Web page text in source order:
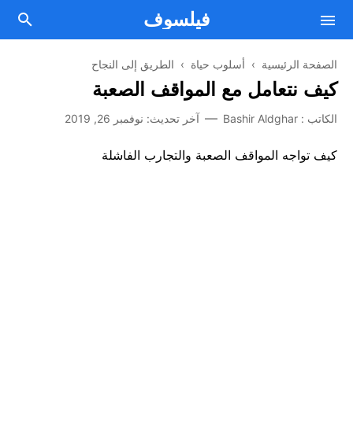
فيلسوف
مقالات فلسفية
Facebook
الصفحة الرئيسية › أسلوب حياة › الطريق إلى النجاح
كيف نتعامل مع المواقف الصعبة
الكاتب : Bashir Aldghar آخر تحديث: نوفمبر 26, 2019
كيف تواجه المواقف الصعبة والتجارب الفاشلة